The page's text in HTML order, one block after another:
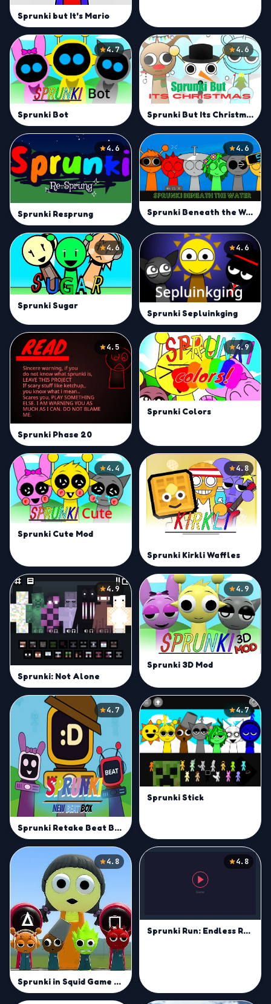
Sprunki but It's Mario
4.7
Sprunki Bot
4.6
Sprunki But Its Christmas
4.6
Sprunki Resprung
4.6
Sprunki Beneath the Water
4.6
Sprunki Sugar
4.6
Sprunki Sepluinkging
4.5
Sprunki Phase 20
4.9
Sprunki Colors
4.4
Sprunki Cute Mod
4.8
Sprunki Kirkli Waffles
4.9
Sprunki: Not Alone
4.9
Sprunki 3D Mod
4.7
Sprunki Retake Beat Box
4.7
Sprunki Stick
4.8
Sprunki in Squid Game Chamber
4.8
Sprunki Run: Endless Racing